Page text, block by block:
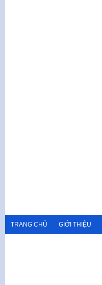
TRANG CHỦ GIỚI THIỆU